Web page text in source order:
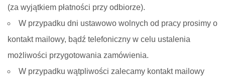
(za wyjątkiem płatności przy odbiorze).
W przypadku dni ustawowo wolnych od pracy prosimy o
kontakt mailowy, bądź telefoniczny w celu ustalenia
możliwości przygotowania zamówienia.
W przypadku wątpliwości zalecamy kontakt mailowy